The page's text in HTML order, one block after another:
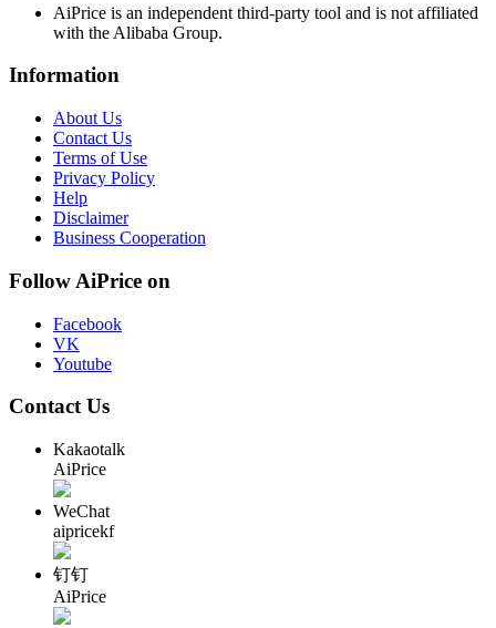
AiPrice is an independent third-party tool and is not affiliated
with the Alibaba Group.
Information
About Us
Contact Us
Terms of Use
Privacy Policy
Help
Disclaimer
Business Cooperation
Follow AiPrice on
Facebook
VK
Youtube
Contact Us
Kakaotalk
AiPrice
WeChat
aipricekf
钉钉
AiPrice